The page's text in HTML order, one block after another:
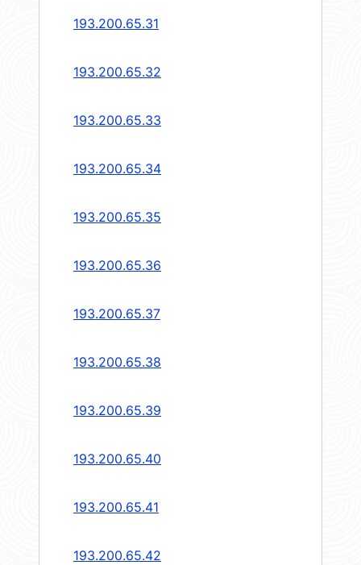
193.200.65.31
193.200.65.32
193.200.65.33
193.200.65.34
193.200.65.35
193.200.65.36
193.200.65.37
193.200.65.38
193.200.65.39
193.200.65.40
193.200.65.41
193.200.65.42